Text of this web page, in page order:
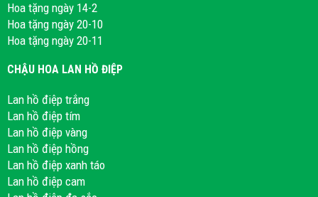
Hoa tặng ngày 14-2
Hoa tặng ngày 20-10
Hoa tặng ngày 20-11
CHẬU HOA LAN HỒ ĐIỆP
Lan hồ điệp trắng
Lan hồ điệp tím
Lan hồ điệp vàng
Lan hồ điệp hồng
Lan hồ điệp xanh táo
Lan hồ điệp cam